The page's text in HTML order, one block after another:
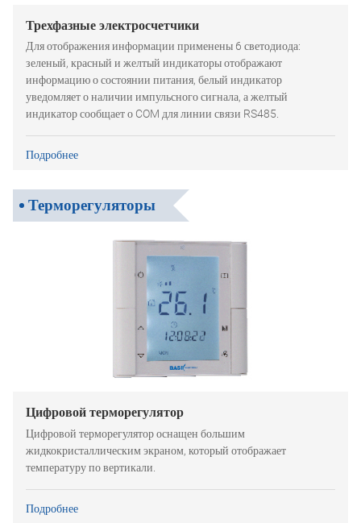
Трехфазные электросчетчики
Для отображения информации применены 6 светодиода:
зеленый, красный и желтый индикаторы отображают
информацию о состоянии питания, белый индикатор
уведомляет о наличии импульсного сигнала, а желтый
индикатор сообщает о COM для линии связи RS485.
Подробнее
Терморегуляторы
Цифровой терморегулятор
Цифровой терморегулятор оснащен большим
жидкокристаллическим экраном, который отображает
температуру по вертикали.
Подробнее